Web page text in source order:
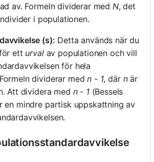
av. Formeln dividerar med N, det
i populationen.
(s): Detta används när du
ett urvalav populationen och vill
för hela
dividerar medn - 1, där när
Att dividera med n - 1(Bessels
en mindre partisk uppskattning av